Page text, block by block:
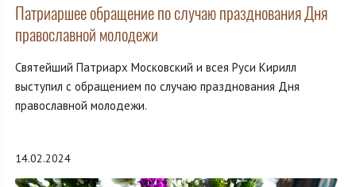
Патриаршее обращение по случаю празднования Дня
православной молодежи
Святейший Патриарх Московский и всея Руси Кирилл
выступил с обращением по случаю празднования Дня
православной молодежи.
14.02.2024